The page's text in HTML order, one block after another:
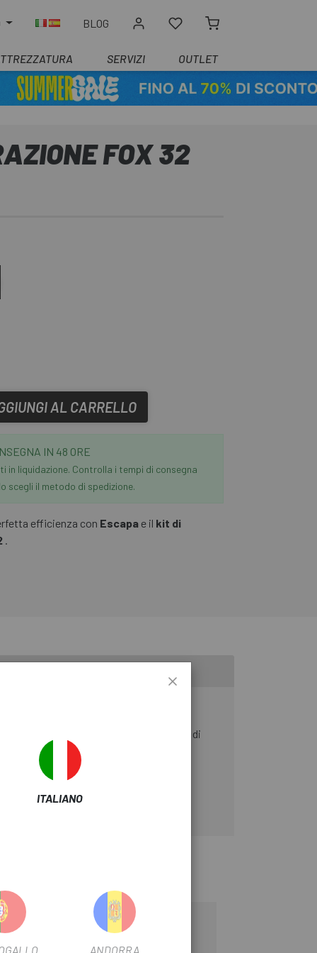
BLOG
SERVIZI OUTLET
FOX 32
AL CARRELLO
IN 48 ORE
in liquidazione. Controlla i tempi di consegna
scegli il metodo di spedizione.
efficienza con Escapa e il kit di
.
si traduce in una migliore esperienza di
ITALIANO
ANDORRA